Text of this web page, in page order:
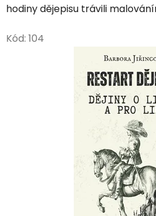
hodiny dějepisu trávili
Kód: 104